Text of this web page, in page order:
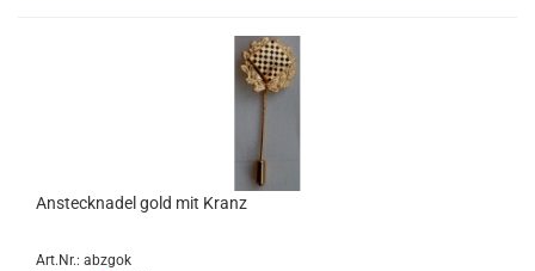
Anstecknadel gold mit Kranz
Art.Nr.: abzgok